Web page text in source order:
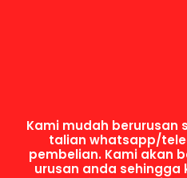
Kami mudah berurusan
talian whatsapp/
pembelian. Kami akan
urusan anda